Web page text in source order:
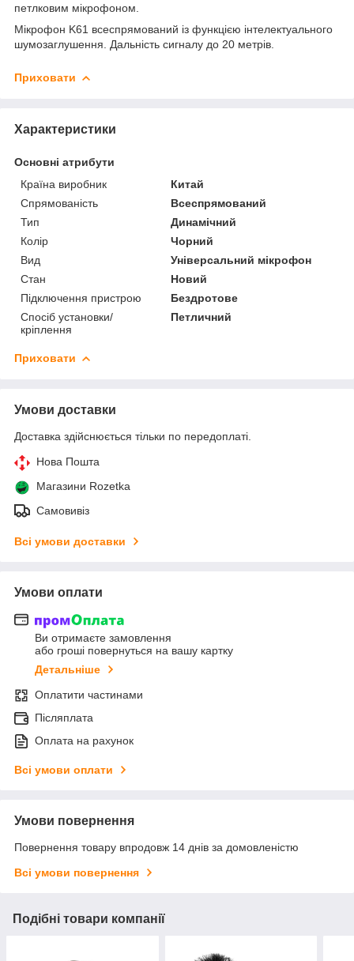
петлковим мікрофоном.
Мікрофон K61 всеспрямований із функцією інтелектуального
шумозаглушення. Дальність сигналу до 20 метрів.
Приховати
Характеристики
Основні атрибути
Країна виробник
Китай
Спрямованість
Всеспрямований
Тип
Динамічний
Колір
Чорний
Вид
Універсальний мікрофон
Стан
Новий
Підключення пристрою
Бездротове
Спосіб установки/
кріплення
Петличний
Приховати
Умови доставки
Доставка здійснюється тільки по передоплаті.
Нова Пошта
Магазини Rozetka
Самовивіз
Всі умови доставки
Умови оплати
Ви отримаєте замовлення
або гроші повернуться на вашу картку
Детальніше
Оплатити частинами
Післяплата
Оплата на рахунок
Всі умови оплати
Умови повернення
Повернення товару впродовж 14 днів за домовленістю
Всі умови повернення
Подібні товари компанії